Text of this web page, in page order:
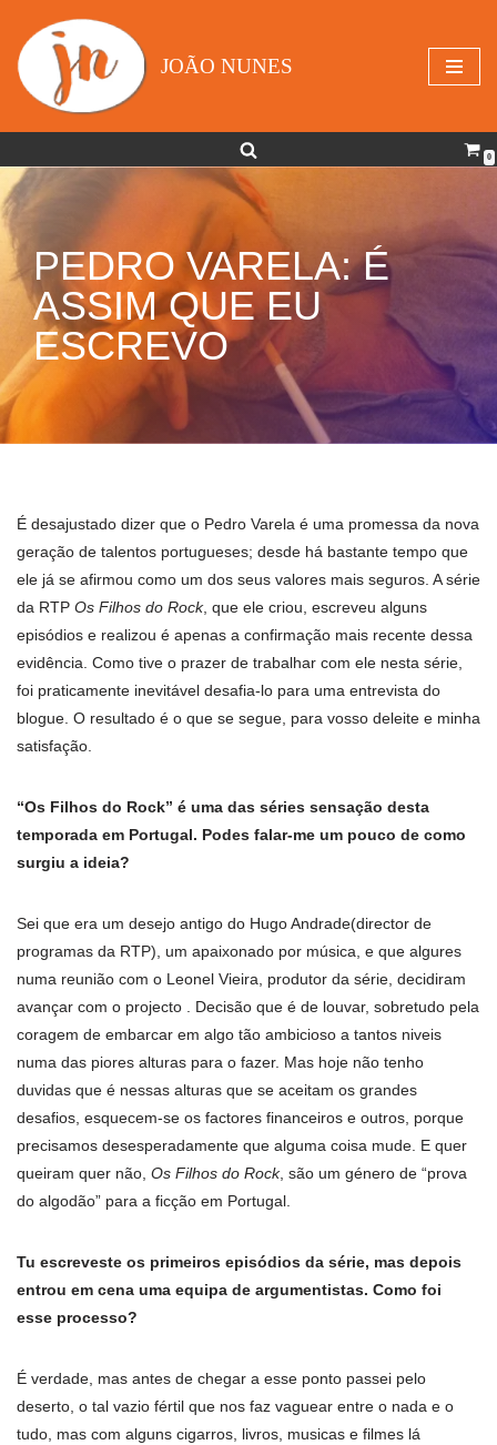
Avançar
para
JOÃO NUNES
0
PEDRO VARELA: É
ASSIM QUE EU
ESCREVO
É desajustado dizer que o Pedro Varela é uma promessa da nova
geração de talentos portugueses; desde há bastante tempo que
ele já se afirmou como um dos seus valores mais seguros. A série
da RTP Os Filhos do Rock, que ele criou, escreveu alguns
episódios e realizou é apenas a confirmação mais recente dessa
evidência. Como tive o prazer de trabalhar com ele nesta série,
foi praticamente inevitável desafia-lo para uma entrevista do
blogue. O resultado é o que se segue, para vosso deleite e minha
satisfação.
“Os Filhos do Rock” é uma das séries sensação desta
temporada em Portugal. Podes falar-me um pouco de como
surgiu a ideia?
Sei que era um desejo antigo do Hugo Andrade(director de
programas da RTP), um apaixonado por música, e que algures
numa reunião com o Leonel Vieira, produtor da série, decidiram
avançar com o projecto . Decisão que é de louvar, sobretudo pela
coragem de embarcar em algo tão ambicioso a tantos niveis
numa das piores alturas para o fazer. Mas hoje não tenho
duvidas que é nessas alturas que se aceitam os grandes
desafios, esquecem-se os factores financeiros e outros, porque
precisamos desesperadamente que alguma coisa mude. E quer
queiram quer não, Os Filhos do Rock, são um género de “prova
do algodão” para a ficção em Portugal.
Tu escreveste os primeiros episódios da série, mas depois
entrou em cena uma equipa de argumentistas. Como foi
esse processo?
É verdade, mas antes de chegar a esse ponto passei pelo
deserto, o tal vazio fértil que nos faz vaguear entre o nada e o
tudo, mas com alguns cigarros, livros, musicas e filmes lá